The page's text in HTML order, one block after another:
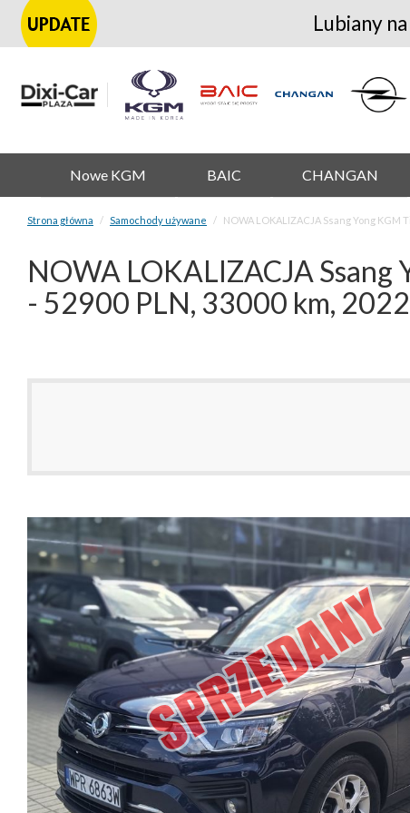
Lubiany
Nowe KGM BAIC CHANGAN
Strona główna Samochody używane NOWA LOKALIZACJA Ssang Yong
NOWA LOKALIZACJA
- 52900 PLN, 33000 km, 2022